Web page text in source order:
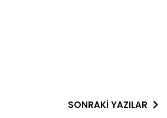
SONRAKI YAZILAR